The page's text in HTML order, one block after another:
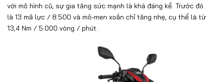
với mô hình cũ, sự gia tăng sức mạnh là khá đáng kể. Trước đó
là 13 mã lực / 8.500 và mô-men xoắn chỉ tăng nhẹ, cụ thể là từ
13,4 Nm / 5.000 vòng / phút.